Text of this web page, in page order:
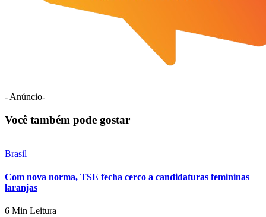
- Anúncio-
Você também pode gostar
Brasil
Com nova norma, TSE fecha cerco a candidaturas femininas
laranjas
6 Min Leitura